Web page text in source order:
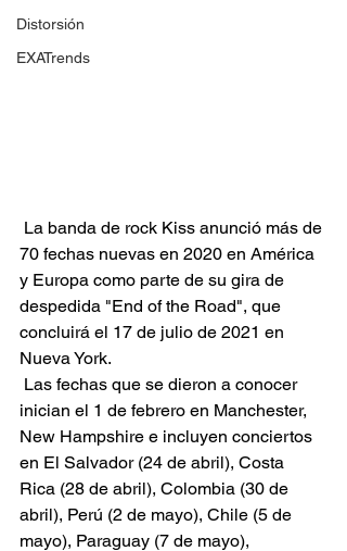
Distorsión
EXATrends
70 fechas nuevas en 2020 en América
y Europa como parte de su gira de
despedida "End of the Road", que
concluirá el 17 de julio de 2021 en
Nueva York.
inician el 1 de febrero en Manchester,
New Hampshire e incluyen conciertos
en El Salvador (24 de abril), Costa
Rica (28 de abril), Colombia (30 de
abril), Perú (2 de mayo), Chile (5 de
mayo), Paraguay (7 de mayo),